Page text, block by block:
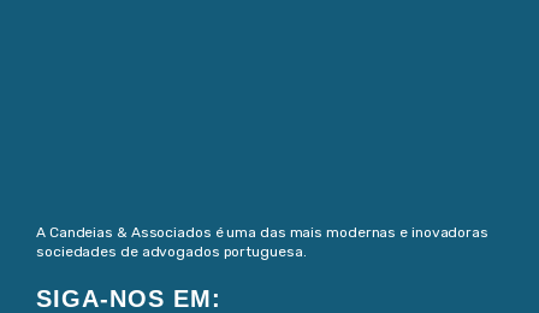
A Candeias & Associados é uma das mais modernas e inovadoras
sociedades de advogados portuguesa.
SIGA-NOS EM: